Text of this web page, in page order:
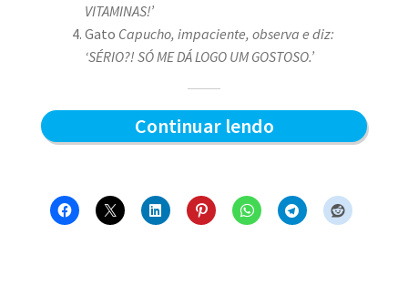
VITAMINAS!’
Gato Capucho, impaciente, observa e diz:
‘SÉRIO?! SÓ ME DÁ LOGO UM GOSTOSO.’
Continuar lendoSabor
–